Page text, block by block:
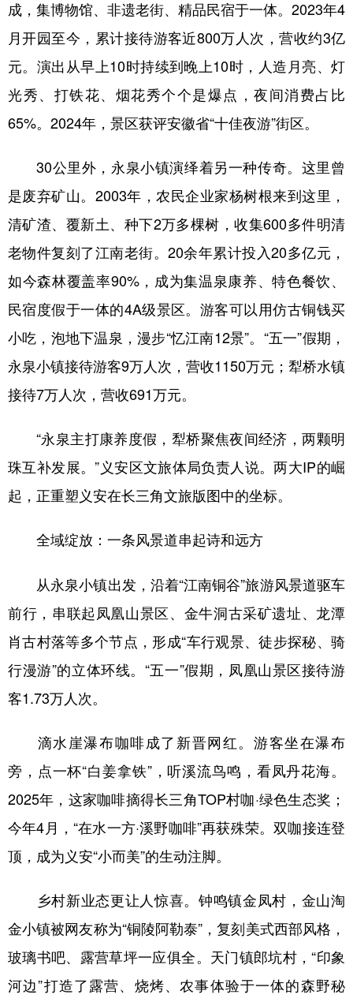
广东 广西 海南 重庆
四川 贵州 云南 西藏
陕西 甘肃 青海 宁夏
新疆 内蒙古 黑龙江
多语种频道
English Español Français عربى
Русский язык 日本語 한국어
Deutsch Português
成，集博物馆、非遗老街、精品民宿于一体。2023年4
月开园至今，累计接待游客近800万人次，营收约3亿
元。演出从早上10时持续到晚上10时，人造月亮、灯
光秀、打铁花、烟花秀个个是爆点，夜间消费占比
65%。2024年，景区获评安徽省“十佳夜游”街区。
30公里外，永泉小镇演绎着另一种传奇。这里曾
是废弃矿山。2003年，农民企业家杨树根来到这里，
清矿渣、覆新土、种下2万多棵树，收集600多件明清
老物件复刻了江南老街。20余年累计投入20多亿元，
如今森林覆盖率90%，成为集温泉康养、特色餐饮、
民宿度假于一体的4A级景区。游客可以用仿古铜钱买
小吃，泡地下温泉，漫步“忆江南12景”。“五一”假期，
永泉小镇接待游客9万人次，营收1150万元；犁桥水镇
接待7万人次，营收691万元。
“永泉主打康养度假，犁桥聚焦夜间经济，两颗明
珠互补发展。”义安区文旅体局负责人说。两大IP的崛
起，正重塑义安在长三角文旅版图中的坐标。
全域绽放：一条风景道串起诗和远方
从永泉小镇出发，沿着“江南铜谷”旅游风景道驱车
前行，串联起凤凰山景区、金牛洞古采矿遗址、龙潭
肖古村落等多个节点，形成“车行观景、徒步探秘、骑
行漫游”的立体环线。“五一”假期，凤凰山景区接待游
客1.73万人次。
滴水崖瀑布咖啡成了新晋网红。游客坐在瀑布
旁，点一杯“白姜拿铁”，听溪流鸟鸣，看凤丹花海。
2025年，这家咖啡摘得长三角TOP村咖·绿色生态奖；
今年4月，“在水一方·溪野咖啡”再获殊荣。双咖接连登
顶，成为义安“小而美”的生动注脚。
乡村新业态更让人惊喜。钟鸣镇金凤村，金山淘
金小镇被网友称为“铜陵阿勒泰”，复刻美式西部风格，
玻璃书吧、露营草坪一应俱全。天门镇郎坑村，“印象
河边”打造了露营、烧烤、农事体验于一体的森野秘